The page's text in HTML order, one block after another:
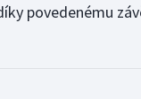
povedenému